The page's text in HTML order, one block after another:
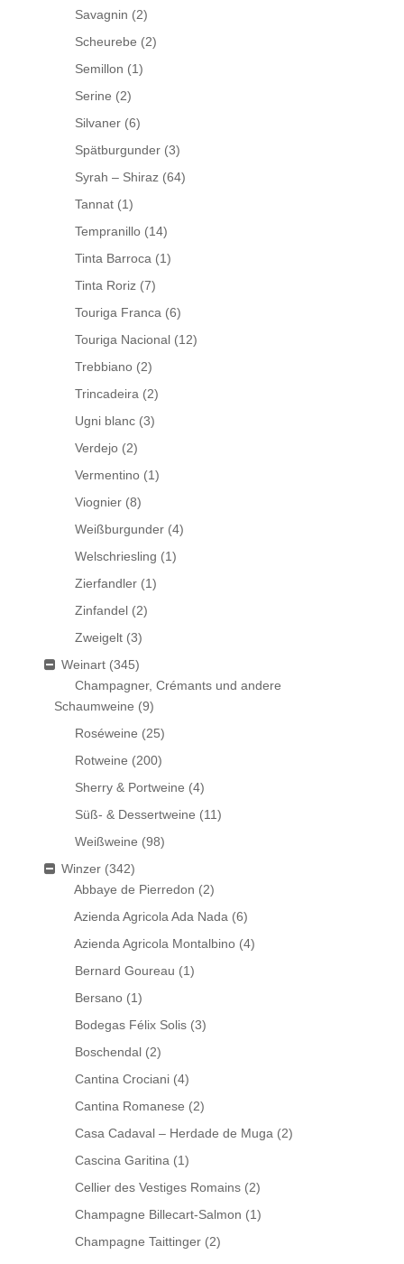
Savagnin (2)
Scheurebe (2)
Semillon (1)
Serine (2)
Silvaner (6)
Spätburgunder (3)
Syrah – Shiraz (64)
Tannat (1)
Tempranillo (14)
Tinta Barroca (1)
Tinta Roriz (7)
Touriga Franca (6)
Touriga Nacional (12)
Trebbiano (2)
Trincadeira (2)
Ugni blanc (3)
Verdejo (2)
Vermentino (1)
Viognier (8)
Weißburgunder (4)
Welschriesling (1)
Zierfandler (1)
Zinfandel (2)
Zweigelt (3)
Weinart (345)
Champagner, Crémants und andere
Schaumweine (9)
Roséweine (25)
Rotweine (200)
Sherry & Portweine (4)
Süß- & Dessertweine (11)
Weißweine (98)
Winzer (342)
Abbaye de Pierredon (2)
Azienda Agricola Ada Nada (6)
Azienda Agricola Montalbino (4)
Bernard Goureau (1)
Bersano (1)
Bodegas Félix Solis (3)
Boschendal (2)
Cantina Crociani (4)
Cantina Romanese (2)
Casa Cadaval – Herdade de Muga (2)
Cascina Garitina (1)
Cellier des Vestiges Romains (2)
Champagne Billecart-Salmon (1)
Champagne Taittinger (2)